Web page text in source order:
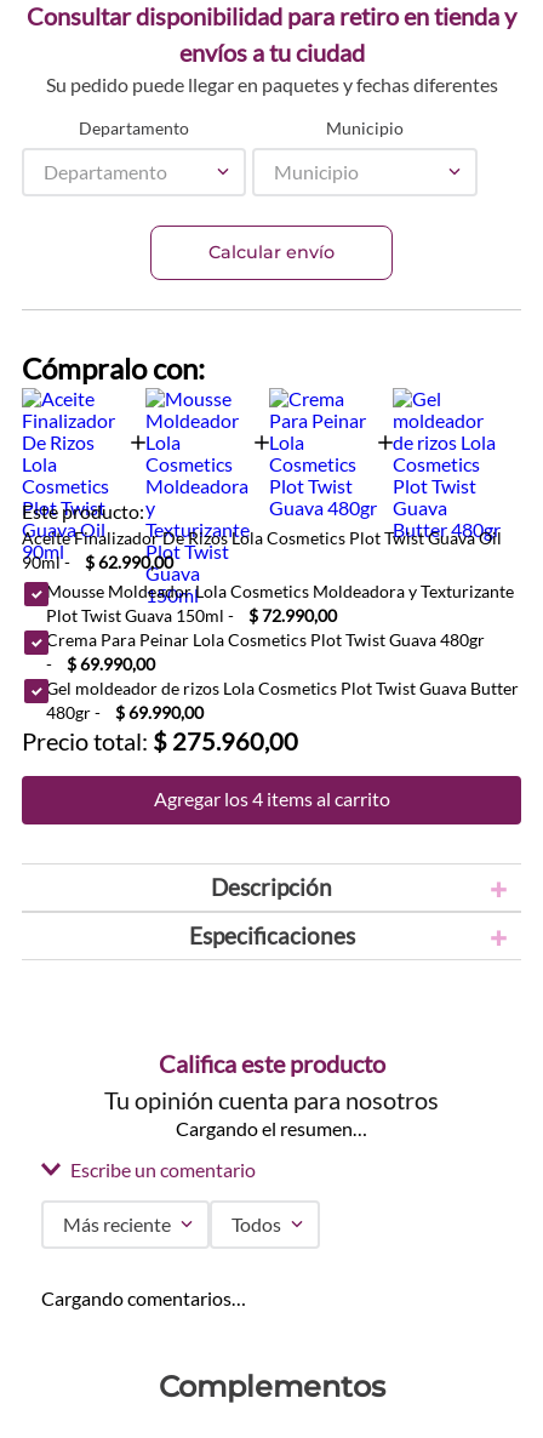
Consultar disponibilidad para retiro en tienda y
envíos a tu ciudad
Su pedido puede llegar en paquetes y fechas diferentes
Departamento
Departamento
Municipio
Municipio
Calcular envío
Cómpralo con:
Este producto:
Aceite Finalizador De Rizos Lola Cosmetics Plot Twist Guava Oil
90ml-
$ 62.990,00
Mousse Moldeador Lola Cosmetics Moldeadora y Texturizante
Plot Twist Guava 150ml -
$ 72.990,00
Crema Para Peinar Lola Cosmetics Plot Twist Guava 480gr
-
$ 69.990,00
Gel moldeador de rizos Lola Cosmetics Plot Twist Guava Butter
480gr- $ 69.990,00
Precio total: $ 275.960,00
Agregar los 4 items al carrito
Descripción
Especificaciones
Califica este producto
Tu opinión cuenta para nosotros
Cargando el resumen…
Escribe un comentario
Más reciente Todos
Cargando comentarios…
Complementos